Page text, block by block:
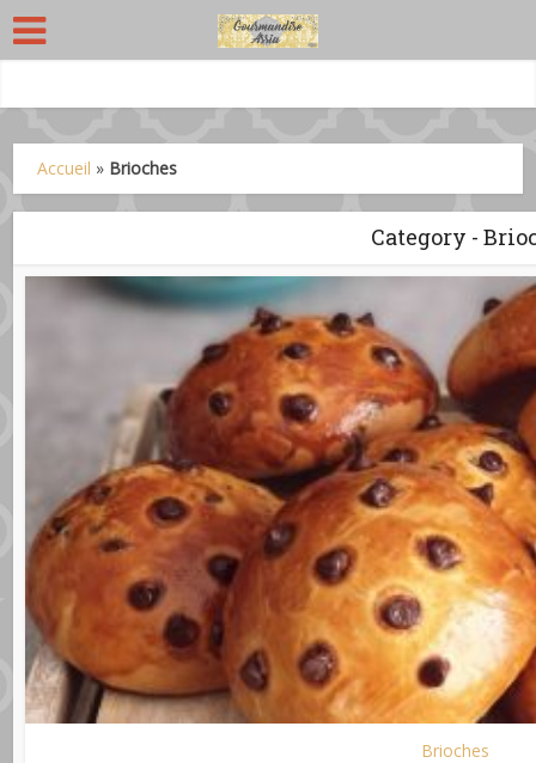
Accueil » Brioches
Category -
Brioches